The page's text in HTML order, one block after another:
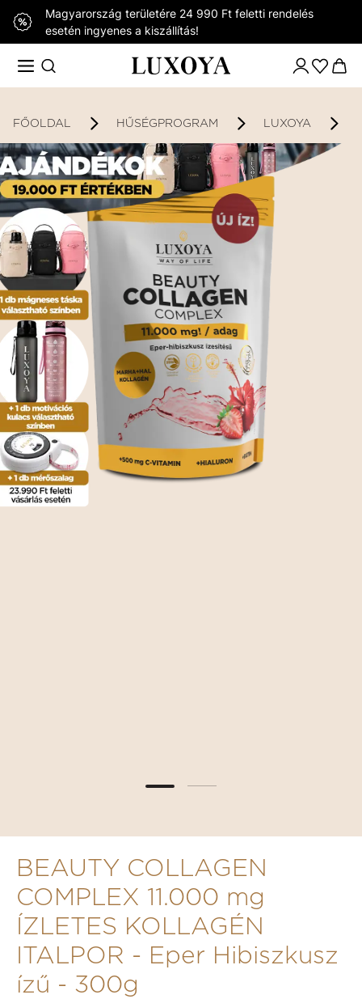
Magyarország területére 24 990 Ft feletti rendelés
esetén ingyenes a kiszállítás!
FŐOLDAL HŰSÉGPROGRAM LUXOYA
BEAUTY COLLAGEN
COMPLEX 11.000 mg
ÍZLETES KOLLAGÉN
ITALPOR - Eper Hibiszkusz
ízű - 300g